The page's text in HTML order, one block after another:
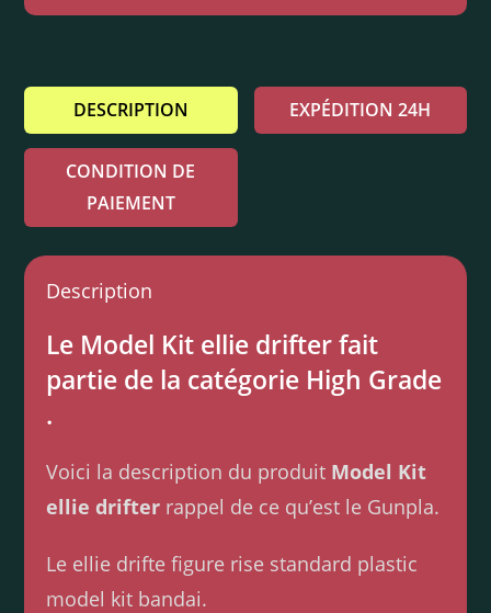
DESCRIPTION EXPÉDITION 24H
CONDITION DE
PAIEMENT
Description
Le Model Kit ellie drifter fait
partie de la catégorie High Grade
.
Voici la description du produit Model Kit
ellie drifter rappel de ce qu’est le Gunpla.
Le ellie drifte figure rise standard plastic
model kit bandai.